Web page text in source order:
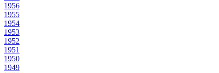
1956
1955
1954
1953
1952
1951
1950
1949